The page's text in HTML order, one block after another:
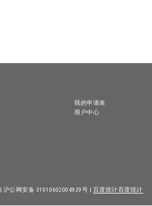
我的申请表
用户中心
| 沪公网安备 31010602004929号 | 百度统计百度统计